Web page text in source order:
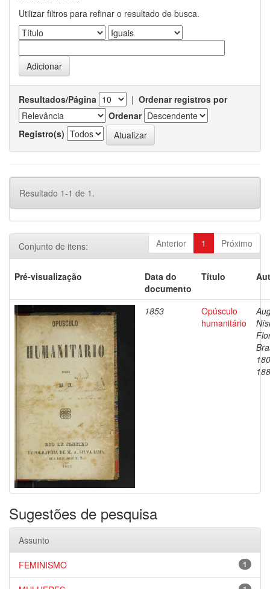
Utilizar filtros para refinar o resultado de busca.
Resultados/Página | Ordenar registros por
Ordenar
Registro(s)
Resultado 1-1 de 1.
Anterior 1 Próximo
Conjunto de itens:
Pré-visualização
Data do
documento
Título
1853
Opúsculo
humanitário
Sugestões de pesquisa
Assunto
1
FEMINISMO